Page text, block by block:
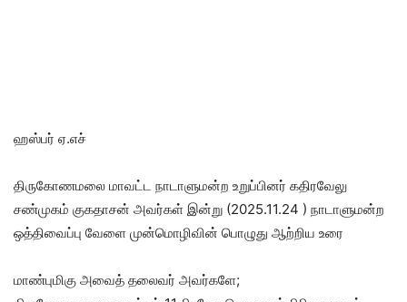
ஹஸ்பர் ஏ.எச்
திருகோணமலை மாவட்ட நாடாளுமன்ற உறுப்பினர் கதிரவேலு
சண்முகம் குகதாசன் அவர்கள் இன்று (2025.11.24 ) நாடாளுமன்ற
ஒத்திவைப்பு வேளை முன்மொழிவின் பொழுது ஆற்றிய உரை
மாண்புமிகு அவைத் தலைவர் அவர்களே;